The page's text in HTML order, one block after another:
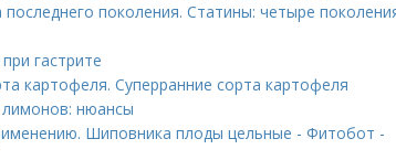
поколения. Статины: четыре
гастрите
картофеля. Суперранние сорта картофеля
нюансы
Шиповника плоды цельные - Фитобот -